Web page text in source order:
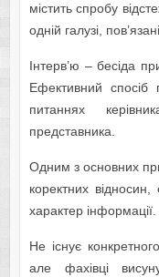
містить спробу
одній галузі,
Інтерв’ю – бесіда
Ефективний спосіб
питаннях
представника.
Одним з основних
коректних відносин,
характер інформації.
Не існує
але фахівці